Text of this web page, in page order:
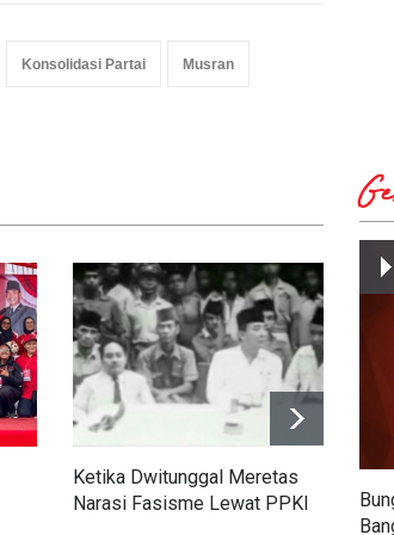
Konsolidasi Partai Musran
Ketika Dwitunggal Meretas
Narasi Fasisme Lewat PPKI